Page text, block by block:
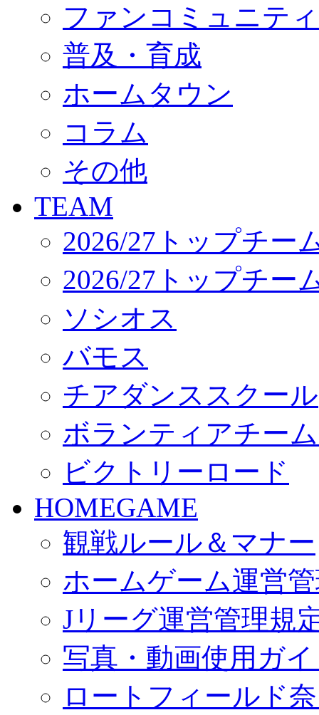
コーチ&スタッフ
ジュニア
ジュニアユース
ユース
練習拠点（ナラディーア）
SCHOOL
CLUB
パートナー募集
クラブ理念
サステナビリティ
Web制作支援
応援プロジェクト
ファンコミュニティ
普及・育成
ホームタウン
コラム
その他
TEAM
2026/27トップチー
2026/27トップチー
ソシオス
バモス
チアダンススクール
ボランティアチー
ビクトリーロード
HOMEGAME
観戦ルール＆マナー
ホームゲーム運営
Jリーグ運営管理規
写真・動画使用ガ
ロートフィールド